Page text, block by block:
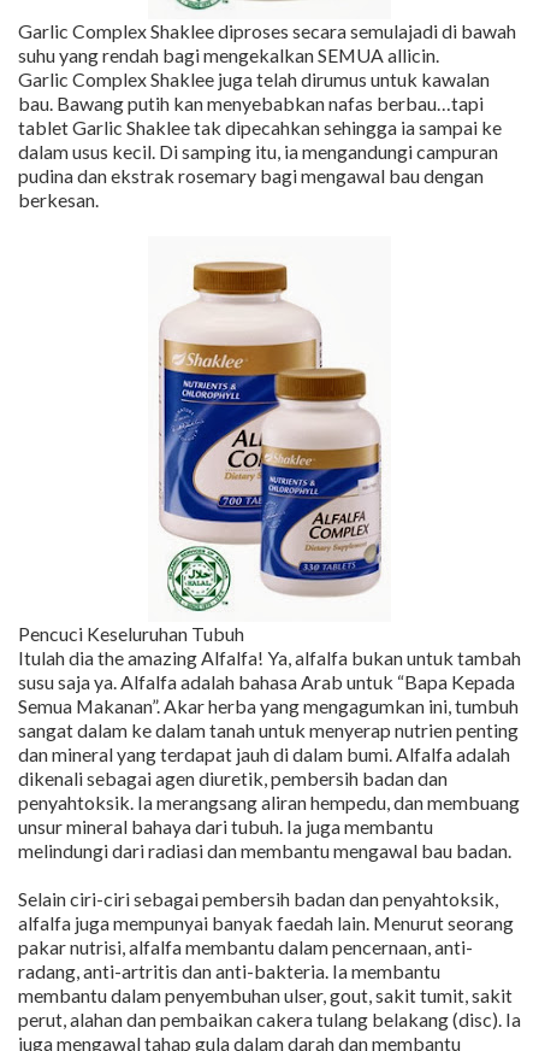
Garlic Complex Shaklee diproses secara semulajadi di bawah
suhu yang rendah bagi mengekalkan SEMUA allicin.
Garlic Complex Shaklee juga telah dirumus untuk kawalan
bau. Bawang putih kan menyebabkan nafas berbau…tapi
tablet Garlic Shaklee tak dipecahkan sehingga ia sampai ke
dalam usus kecil. Di samping itu, ia mengandungi campuran
pudina dan ekstrak rosemary bagi mengawal bau dengan
berkesan.
Pencuci Keseluruhan Tubuh
Itulah dia the amazing Alfalfa! Ya, alfalfa bukan untuk tambah
susu saja ya. Alfalfa adalah bahasa Arab untuk “Bapa Kepada
Semua Makanan”. Akar herba yang mengagumkan ini, tumbuh
sangat dalam ke dalam tanah untuk menyerap nutrien penting
dan mineral yang terdapat jauh di dalam bumi. Alfalfa adalah
dikenali sebagai agen diuretik, pembersih badan dan
penyahtoksik. Ia merangsang aliran hempedu, dan membuang
unsur mineral bahaya dari tubuh. Ia juga membantu
melindungi dari radiasi dan membantu mengawal bau badan.
Selain ciri-ciri sebagai pembersih badan dan penyahtoksik,
alfalfa juga mempunyai banyak faedah lain. Menurut seorang
pakar nutrisi, alfalfa membantu dalam pencernaan, anti-
radang, anti-artritis dan anti-bakteria. Ia membantu
membantu dalam penyembuhan ulser, gout, sakit tumit, sakit
perut, alahan dan pembaikan cakera tulang belakang (disc). Ia
juga mengawal tahap gula dalam darah dan membantu